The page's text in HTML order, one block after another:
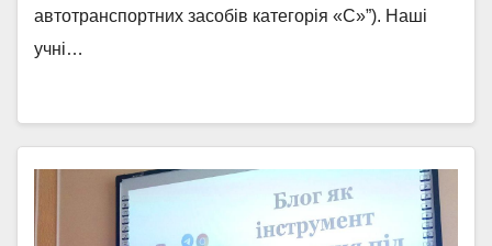
автотранспортних засобів категорія «С»”). Наші
учні…